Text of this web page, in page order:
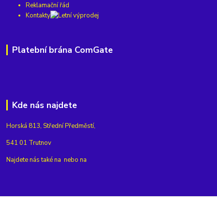
Reklamační řád
Kontakty
Platební brána ComGate
Kde nás najdete
Horská 813, Střední Předměstí,
541 01 Trutnov
Najdete nás také na nebo na